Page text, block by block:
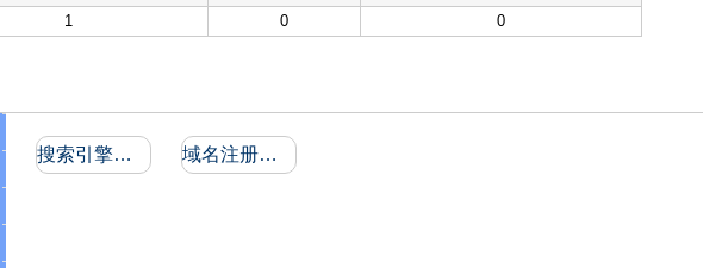
1
0 0
搜索引擎收录和反向链接 域名注册信息